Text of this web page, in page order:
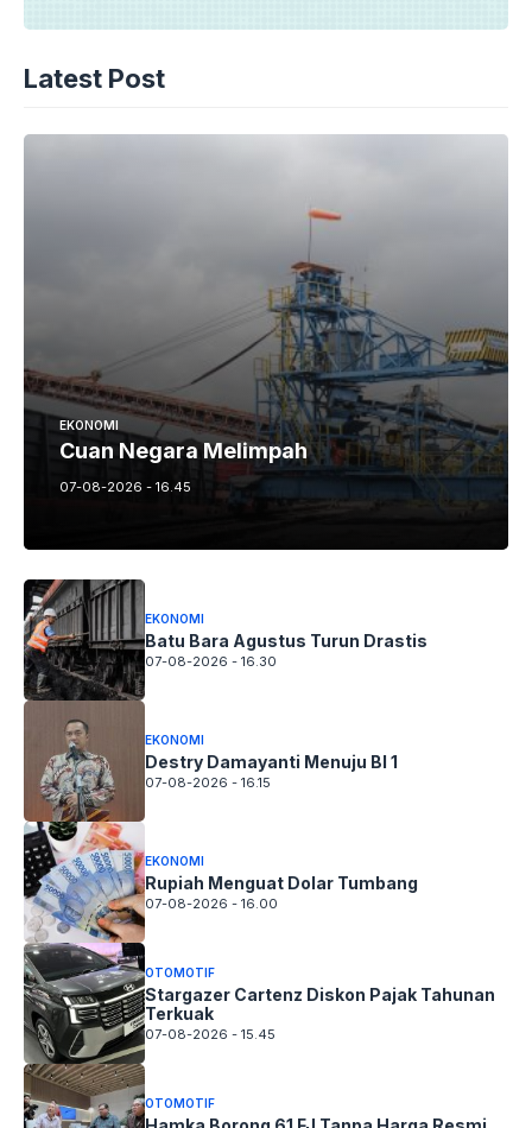
Latest Post
EKONOMI
Cuan Negara Melimpah
07-08-2026 - 16.45
EKONOMI
Batu Bara Agustus Turun Drastis
07-08-2026 - 16.30
EKONOMI
Destry Damayanti Menuju BI 1
07-08-2026 - 16.15
EKONOMI
Rupiah Menguat Dolar Tumbang
07-08-2026 - 16.00
OTOMOTIF
Stargazer Cartenz Diskon Pajak Tahunan
Terkuak
07-08-2026 - 15.45
OTOMOTIF